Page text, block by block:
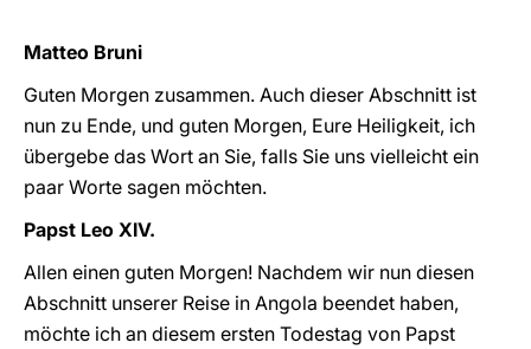
Matteo Bruni
Guten Morgen zusammen. Auch dieser Abschnitt ist
nun zu Ende, und guten Morgen, Eure Heiligkeit, ich
übergebe das Wort an Sie, falls Sie uns vielleicht ein
paar Worte sagen möchten.
Papst Leo XIV.
Allen einen guten Morgen! Nachdem wir nun diesen
Abschnitt unserer Reise in Angola beendet haben,
möchte ich an diesem ersten Todestag von Papst